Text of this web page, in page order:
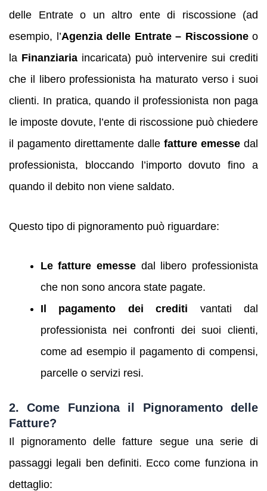
delle Entrate o un altro ente di riscossione (ad
esempio, l’Agenzia delle Entrate – Riscossioneo
la Finanziaria incaricata) può intervenire sui crediti
che il libero professionista ha maturato verso i suoi
clienti. In pratica, quando il professionista non paga
le imposte dovute, l’ente di riscossione può chiedere
il pagamento direttamente dalle fatture emesse dal
professionista, bloccando l’importo dovuto fino a
quando il debito non viene saldato.
Questo tipo di pignoramento può riguardare:
Le fatture emessedal libero professionista
che non sono ancora state pagate.
Il pagamento dei crediti vantati dal
professionista nei confronti dei suoi clienti,
come ad esempio il pagamento di compensi,
parcelle o servizi resi.
2.Come Funziona il Pignoramento delle
Fatture?
Il pignoramento delle fatture segue una serie di
passaggi legali ben definiti. Ecco come funziona in
dettaglio: